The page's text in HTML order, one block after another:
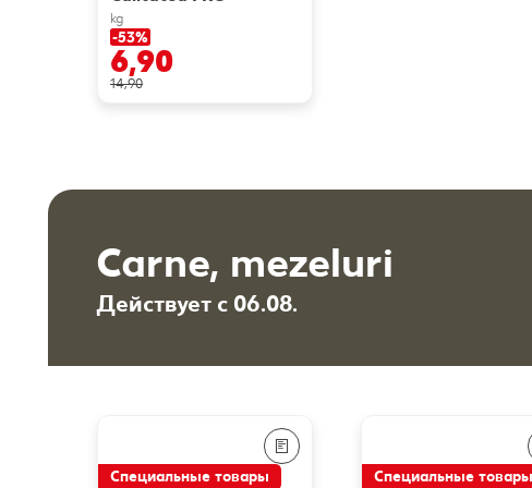
kg
-53%
6,90
14,90
Carne, mezeluri
Действует с 06.08.
Специальные товары Специальные товары